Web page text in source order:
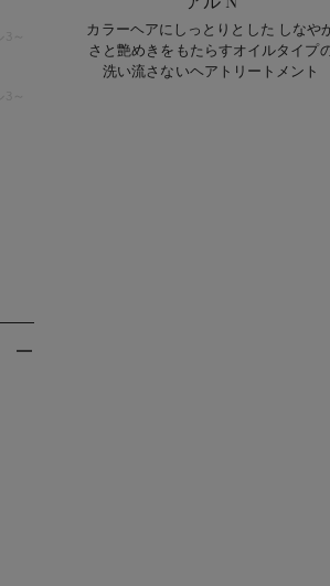
～
～
カラーヘアにしっとりとした しなや
さと艶めきをもたらすオイルタイプ
洗い流さないヘアトリートメント